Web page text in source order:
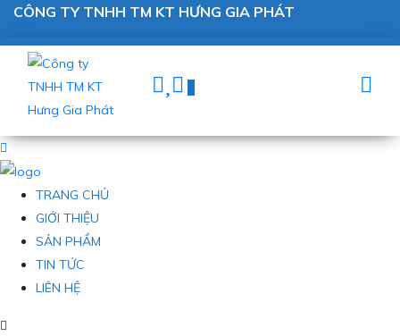
CÔNG TY TNHH TM KT HƯNG GIA PHÁT
0
TRANG CHỦ
GIỚI THIỆU
SẢN PHẨM
TIN TỨC
LIÊN HỆ